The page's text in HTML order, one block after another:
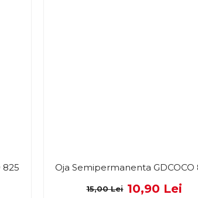
825 Oja Semipermanenta GDCOCO
10,90 Lei
15,00 Lei